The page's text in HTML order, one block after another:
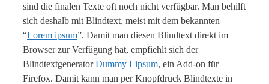
sind die finalen Texte oft noch nicht verfügbar. Man behilft
sich deshalb mit Blindtext, meist mit dem bekannten
“Lorem ipsum”. Damit man diesen Blindtext direkt im
Browser zur Verfügung hat, empfiehlt sich der
BlindtextgeneratorDummy Lipsum, ein Add-on für
Firefox. Damit kann man per Knopfdruck Blindtexte in